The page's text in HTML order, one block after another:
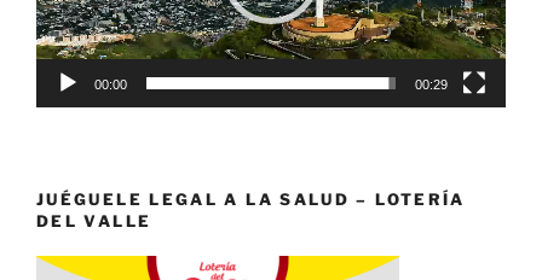
00:00 00:29
JUÉGUELE LEGAL A LA SALUD – LOTERÍA
DEL VALLE